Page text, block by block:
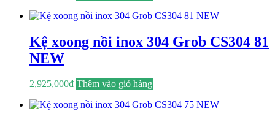
Kệ xoong nồi inox 304 Grob CS304 81
NEW
2,925,000₫ Thêm vào giỏ hàng